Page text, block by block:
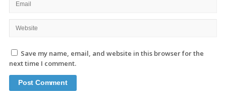
Save my name, email, and website in this browser for the
next time I comment.